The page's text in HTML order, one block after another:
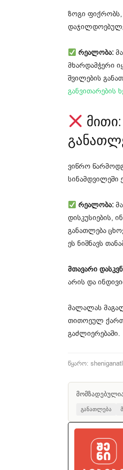
ზოგი
რეალობა:
მხარდამჭერი
შვილების
განვითარების
ვიწრო
სინამდვილეში
რეალობა:
დისკუსიების,
განათლება
ეს ნიშნავს
მთავარი
არის და
მალალას
თითოეულ
გაძლიერებაში.
წყარო:
განათლება